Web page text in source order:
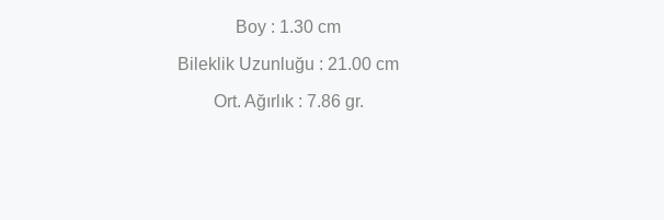
Boy : 1.30 cm
Bileklik Uzunluğu : 21.00 cm
Ort. Ağırlık : 7.86 gr.